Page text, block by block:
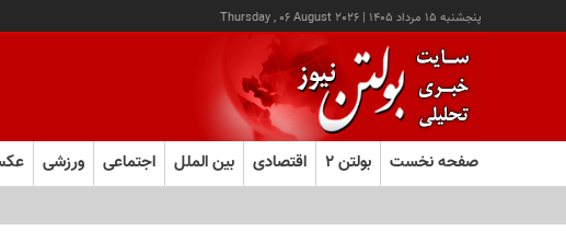
پنجشنبه ۱۵ مرداد ۱۴۰۵ |
Thursday , 06 August 2026
صفحه نخست بولتن ۲ اقتصادی بین الملل اجتماعی ورزشی